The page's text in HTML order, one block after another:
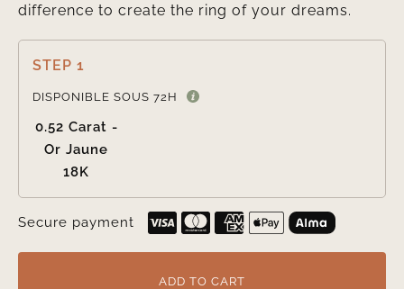
difference to create the ring of your dreams.
STEP 1
DISPONIBLE SOUS 72H
0.52 Carat -
Or Jaune
18K
Secure payment
ADD TO CART